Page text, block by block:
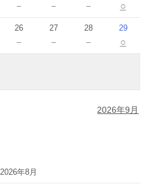
－ － － ○
26
－
27
－
28
－
29
○
2026年9月
2026年8月